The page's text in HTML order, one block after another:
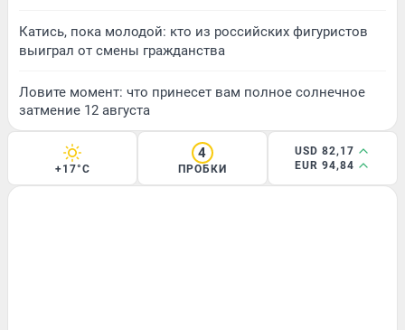
Катись, пока молодой: кто из российских фигуристов
выиграл от смены гражданства
Ловите момент: что принесет вам полное солнечное
затмение 12 августа
+17°C
4
ПРОБКИ
USD 82,17
EUR 94,84